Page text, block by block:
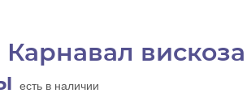
вискоза
есть в наличии